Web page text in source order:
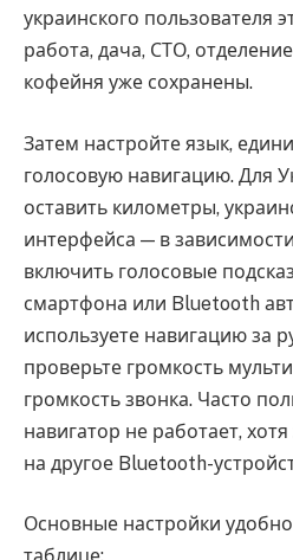
украинского пользователя
работа, дача, СТО,
кофейня уже сохранены.
Затем настройте язык,
голосовую навигацию. Для
оставить километры,
интерфейса — в
включить голосовые
смартфона или Bluetooth
используете навигацию за
проверьте громкость
громкость звонка. Часто
навигатор не работает,
на другое Bluetooth-
Основные настройки